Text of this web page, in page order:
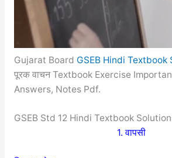
Gujarat Board GSEB Hindi Textbook
पूरक वाचन Textbook Exercise
Answers, Notes Pdf.
GSEB Std 12 Hindi Textbook
1. वापसी